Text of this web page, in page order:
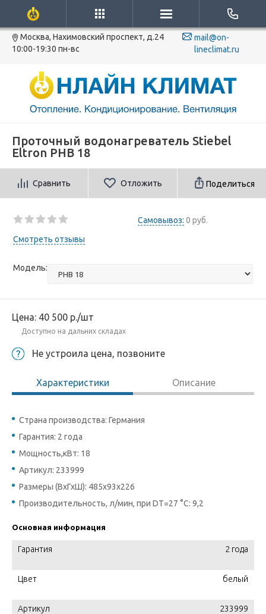
Москва, Нахимовский проспект, д.24
10:00-19:30 пн-вс
mail@on-
lineclimat.ru
Проточный водонагреватель Stiebel
Eltron PHB 18
Сравнить Отложить Поделиться
Самовывоз: 0 руб.
Смотреть отзывы
Модель:
Цена: 40 500 р./шт
Доступно на дальних складах
Не устроила цена, позвоните
Характеристики Описание
Страна производства: Германия
Гарантия: 2 года
Мощность,кВт: 18
Артикул: 233999
Размеры (ВхГхШ): 485x93x226
Производительность, л/мин, при DТ=27 °C: 9,2
Основная информация
Гарантия 2 года
Цвет белый
Артикул 233999